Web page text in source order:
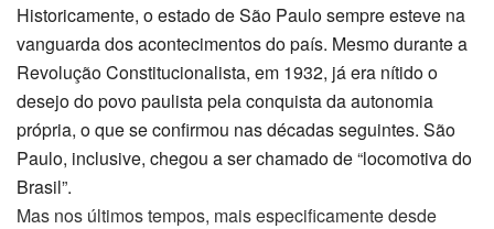
Historicamente, o estado de São Paulo sempre esteve na
vanguarda dos acontecimentos do país. Mesmo durante a
Revolução Constitucionalista, em 1932, já era nítido o
desejo do povo paulista pela conquista da autonomia
própria, o que se confirmou nas décadas seguintes. São
Paulo, inclusive, chegou a ser chamado de “locomotiva do
Brasil”.
Mas nos últimos tempos, mais especificamente desde